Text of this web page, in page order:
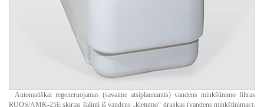
Automatiškai regeneruojamas (savaime atsiplaunantis) vandens minkštinimo filtras
ROOS/AMK-25E skirtas šalinti iš vandens „kietumo“ druskas (vandens minkštinimas),